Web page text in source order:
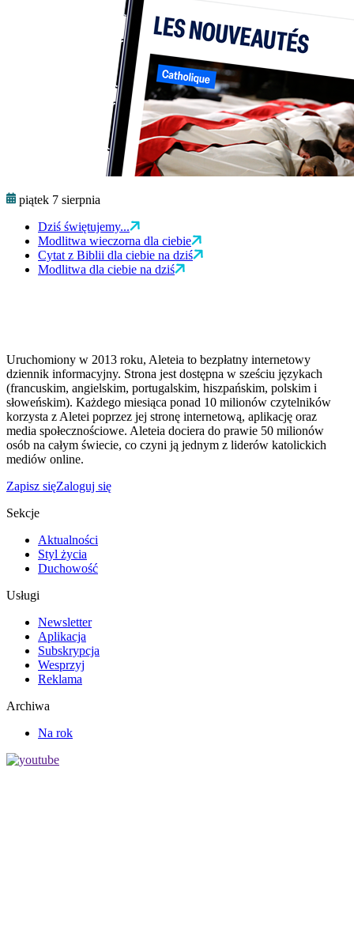
piątek 7 sierpnia
Dziś świętujemy...
Modlitwa wieczorna dla ciebie
Cytat z Biblii dla ciebie na dziś
Modlitwa dla ciebie na dziś
Uruchomiony w 2013 roku, Aleteia to bezpłatny internetowy
dziennik informacyjny. Strona jest dostępna w sześciu językach
(francuskim, angielskim, portugalskim, hiszpańskim, polskim i
słoweńskim). Każdego miesiąca ponad 10 milionów czytelników
korzysta z Aletei poprzez jej stronę internetową, aplikację oraz
media społecznościowe. Aleteia dociera do prawie 50 milionów
osób na całym świecie, co czyni ją jednym z liderów katolickich
mediów online.
Zapisz sięZaloguj się
Sekcje
Aktualności
Styl życia
Duchowość
Usługi
Newsletter
Aplikacja
Subskrypcja
Wesprzyj
Reklama
Archiwa
Na rok